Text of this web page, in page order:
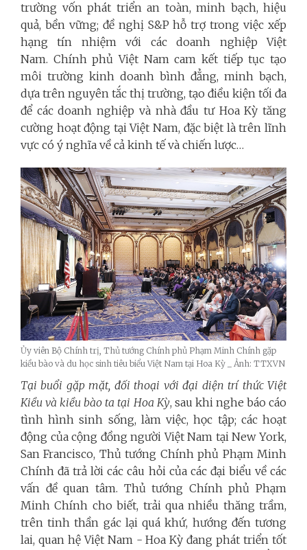
trường vốn phát triển an toàn, minh bạch, hiệu
quả, bền vững; đề nghị S&P hỗ trợ trong việc xếp
hạng tín nhiệm với các doanh nghiệp Việt
Nam. Chính phủ Việt Nam cam kết tiếp tục tạo
môi trường kinh doanh bình đẳng, minh bạch,
dựa trên nguyên tắc thị trường, tạo điều kiện tối đa
để các doanh nghiệp và nhà đầu tư Hoa Kỳ tăng
cường hoạt động tại Việt Nam, đặc biệt là trên lĩnh
vực có ý nghĩa về cả kinh tế và chiến lược…
Ủy viên Bộ Chính trị, Thủ tướng Chính phủ Phạm Minh Chính gặp
kiều bào và du học sinh tiêu biểu Việt Nam tại Hoa Kỳ _ Ảnh: TTXVN
Tại buổi gặp mặt, đối thoại với đại diện trí thức Việt
Kiều và kiều bào ta tại Hoa Kỳ, sau khi nghe báo cáo
tình hình sinh sống, làm việc, học tập; các hoạt
động của cộng đồng người Việt Nam tại New York,
San Francisco, Thủ tướng Chính phủ Phạm Minh
Chính đã trả lời các câu hỏi của các đại biểu về các
vấn đề quan tâm. Thủ tướng Chính phủ Phạm
Minh Chính cho biết, trải qua nhiều thăng trầm,
trên tinh thần gác lại quá khứ, hướng đến tương
lai, quan hệ Việt Nam - Hoa Kỳ đang phát triển tốt